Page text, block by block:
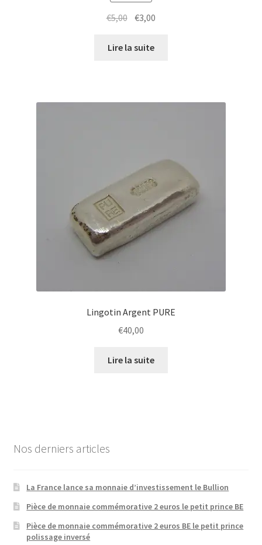
€5,00 €3,00
Lire la suite
Lingotin Argent PURE
€40,00
Lire la suite
Nos derniers articles
La France lance sa monnaie d’investissement le Bullion
Pièce de monnaie commémorative 2 euros le petit prince BE
Pièce de monnaie commémorative 2 euros BE le petit prince
polissage inversé